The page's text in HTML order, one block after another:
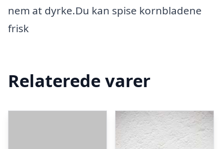
nem at dyrke.Du kan spise kornbladene
frisk
Relaterede varer